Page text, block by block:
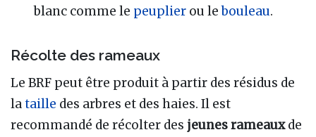
blanc comme le peuplier ou lebouleau.
Récolte des rameaux
Le BRF peut être produit à partir des résidus de
lataille des arbres et des haies. Il est
recommandé de récolter des jeunes rameauxde